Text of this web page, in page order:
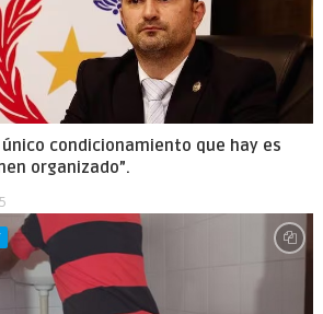
único condicionamiento que hay es
organizado”.